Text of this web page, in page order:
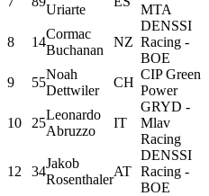
Uriarte
MTA
8 14
Cormac
Buchanan
NZ
DENSSI
Racing -
BOE
9 55
Noah
Dettwiler
CH
CIP Green
Power
10 25
Leonardo
Abruzzo
IT
GRYD -
Mlav
Racing
12 34
Jakob
Rosenthaler
AT
DENSSI
Racing -
BOE